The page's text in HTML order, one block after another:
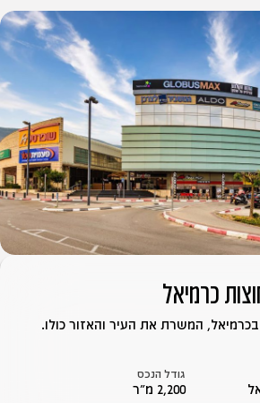
כרמיאל
המשרת את העיר והאזור כולו.
גודל הנכס
2,200 מ״ר